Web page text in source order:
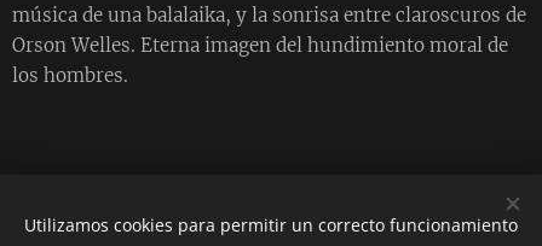
música de una balalaika, y la sonrisa entre claroscuros de
Orson Welles. Eterna imagen del hundimiento moral de
los hombres.
Utilizamos cookies para permitir un correcto funcionamiento